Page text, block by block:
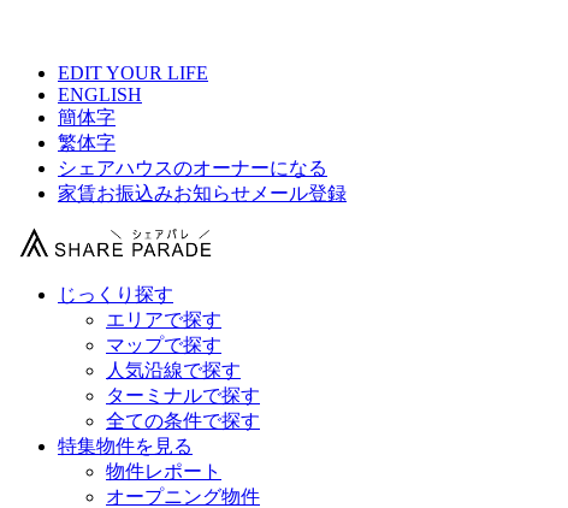
EDIT YOUR LIFE
ENGLISH
簡体字
繁体字
シェアハウスのオーナーになる
家賃お振込みお知らせメール登録
じっくり探す
エリアで探す
マップで探す
人気沿線で探す
ターミナルで探す
全ての条件で探す
特集物件を見る
物件レポート
オープニング物件